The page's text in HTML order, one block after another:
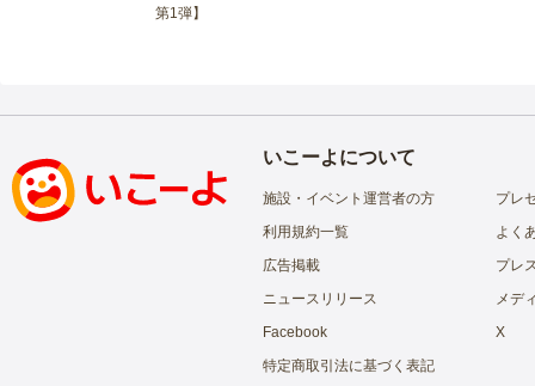
第1弾】
いこーよについて
施設・イベント運営者の方
プレ
利用規約一覧
よく
広告掲載
プレ
ニュースリリース
メデ
Facebook
X
特定商取引法に基づく表記